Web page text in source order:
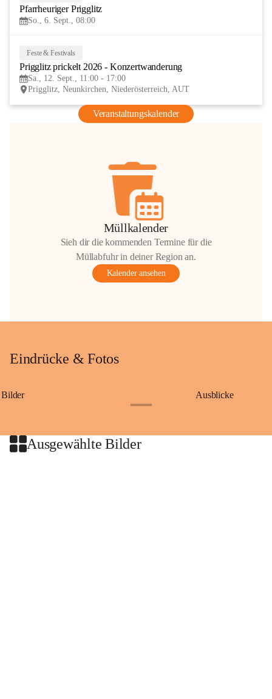
Pfarrheuriger Prigglitz
So., 6. Sept., 08:00
Feste & Festivals
Prigglitz prickelt 2026 - Konzertwanderung
Sa., 12. Sept., 11:00 - 17:00
Prigglitz, Neunkirchen, Niederösterreich, AUT
Veranstaltungskalender
Müllkalender
Sieh dir die kommenden Termine für die
Müllabfuhr in deiner Region an.
Kalender ansehen
Eindrücke & Fotos
Bilder Ausblicke
Ausgewählte Bilder